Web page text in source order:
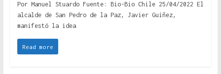
Por Manuel Stuardo Fuente: Bio-Bio Chile 25/04/2022 El
alcalde de San Pedro de la Paz, Javier Guiñez,
manifestó la idea
Read more